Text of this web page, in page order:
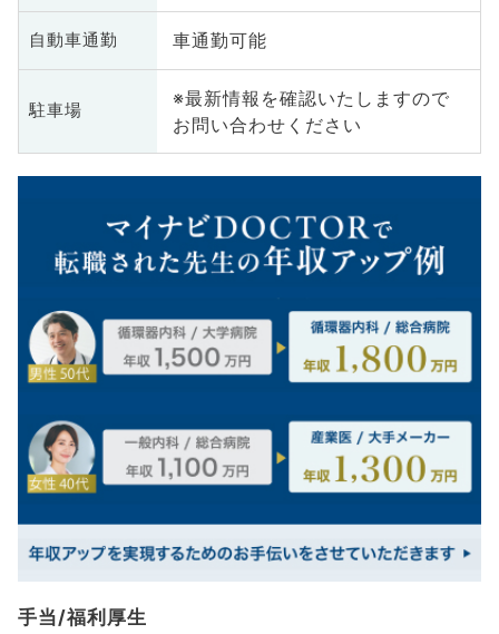
自動車通勤 車通勤可能
駐車場
※最新情報を確認いたしますので
お問い合わせください
手当/福利厚生